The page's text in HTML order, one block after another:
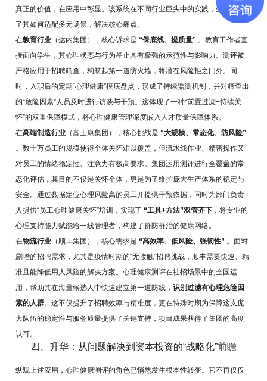
真正的价值，在应用中彰显。该系统在不同行业巨头中的实践，生动诠释
了其如何适配多元场景，解决核心痛点。
在教育行业 （达内集团），核心诉求是“保底线、提质量” 。教育工作者直
接面向学生，其心理状态与行为举止具有极强的示范性与影响力。测评被
严格应用于招聘筛查，构筑起第一道防火墙，将潜在风险拒之门外。同
时，入职后的定期“心理健康”摸底盘点，形成了持续监测机制，并对筛查出
的“危险因素”人员及时进行访谈与干预。这体现了一种“前置过滤+持续关
怀”的双重保障模式，将心理健康管理深度嵌入人才质量保障体系。
在高端制造行业 （富士康集团），核心挑战是“大规模、常态化、防风险”
。数十万员工的规模使得个体关怀难以覆盖，但流水线作业、精密操作又
对员工的情绪稳定性、注意力有极高要求。集团运用测评进行全覆盖的常
态化评估，其目的不仅是关怀个体，更是为了维护庞大生产体系的稳定与
安全。通过数据定位心理风险高的员工并提供干预依据，同时为部门负责
人提供“员工心理健康关怀”培训，实现了“工具+方法”双管齐下 ，将专业的
心理支持能力赋能给一线管理者，构建了群防群治的健康网络。
在物流行业 （顺丰集团），核心需求是“高效率、低风险、强韧性” 。面对
剧增的招聘需求，尤其是疫情时期的“无接触”招聘挑战，顺丰需要快速、精
准且能降低用人风险的解决方案。心理健康测评在社招场景中的全国运
用，帮助其在海量候选人中快速建立第一道防线，识别过滤有心理危险因
素的人群。这不仅提升了招聘效率与精准度，更在特殊时期为保障这支庞
大队伍的稳定性与服务质量提供了关键支持，项目成果获得了集团的高度
认可。
四、升华：从问题解决到资本投资的“战略化”前瞻
纵观上述应用，心理健康测评的角色已悄然发生根本性转变。它不再仅仅